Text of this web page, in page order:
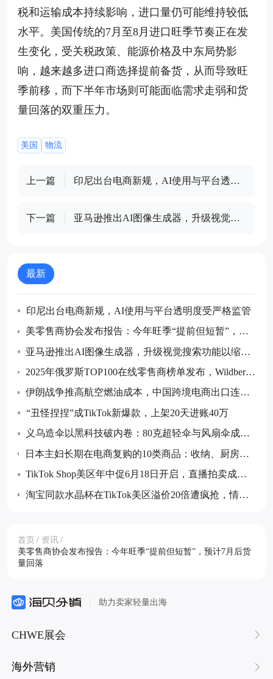
税和运输成本持续影响，进口量仍可能维持较低
水平。美国传统的7月至8月进口旺季节奏正在发
生变化，受关税政策、能源价格及中东局势影
响，越来越多进口商选择提前备货，从而导致旺
季前移，而下半年市场则可能面临需求走弱和货
量回落的双重压力。
美国 物流
上一篇
印尼出台电商新规，AI使用与平台透明
下一篇
亚马逊推出AI图像生成器，升级视觉搜
最新
印尼出台电商新规，AI使用与平台透明度受严格监管
美零售商协会发布报告：今年旺季“提前但短暂”，预
计7月后货量回落
亚马逊推出AI图像生成器，升级视觉搜索功能以缩小
购物搜索范围
2025年俄罗斯TOP100在线零售商榜单发布，Wildberrie
s和Ozon继续领跑
伊朗战争推高航空燃油成本，中国跨境电商出口连续
五个月同比下降
“丑怪捏捏”成TikTok新爆款，上架20天进账40万
义乌造伞以黑科技破内卷：80克超轻伞与风扇伞成全
球采购热点
日本主妇长期在电商复购的10类商品：收纳、厨房消
耗品与防灾储备等成跨境卖家布局重点
TikTok Shop美区年中促6月18日开启，直播拍卖成最
大增量玩法
淘宝同款水晶杯在TikTok美区溢价20倍遭疯抢，情绪
首页 / 资讯 /
美零售商协会发布报告：今年旺季“提前但短暂”，预计7月后货
量回落
助力卖家轻量出海
CHWE展会
海外营销